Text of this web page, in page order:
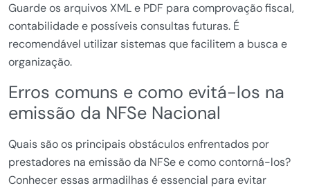
Guarde os arquivos XML e PDF para comprovação fiscal,
contabilidade e possíveis consultas futuras. É
recomendável utilizar sistemas que facilitem a busca e
organização.
Erros comuns e como evitá-los na
emissão da NFSe Nacional
Quais são os principais obstáculos enfrentados por
prestadores na emissão da NFSe e como contorná-los?
Conhecer essas armadilhas é essencial para evitar